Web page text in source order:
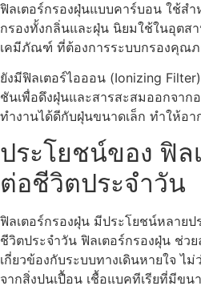
ฟิลเตอร์กรองฝุ่นแบบคาร์บอน ใช้ส
กรองทั้งกลิ่นและฝุ่น นิยมใช้ในอุตส
เคมีภัณฑ์ ที่ต้องการระบบกรองคุณภ
ยังมีฟิลเตอร์ไอออน (Ionizing
ชันเพื่อดึงฝุ่นและสารสะสมออกจาก
ทำงานได้ดีกับฝุ่นขนาดเล็ก ทำให้อ
ประโยชน์ของ ฟิล
ต่อชีวิตประจำวัน
ฟิลเตอร์กรองฝุ่น มีประโยชน์หลาย
ชีวิตประจำวัน ฟิลเตอร์กรองฝุ่น ช่ว
เกี่ยวข้องกับระบบทางเดินหายใจ ไ
จากสิ่งปนเปื้อน เชื้อแบคทีเรียที่มีขน